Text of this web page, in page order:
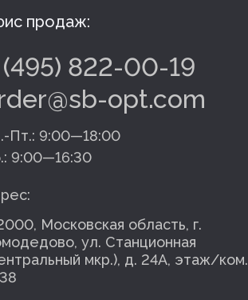
продаж:
822-00-19
opt.com
Пт.: 9:00—18:00
9:00—16:30
Московская область, г.
ул. Станционная
мкр.), д. 24А, этаж/ком.